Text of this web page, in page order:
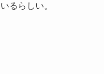
るらしい。